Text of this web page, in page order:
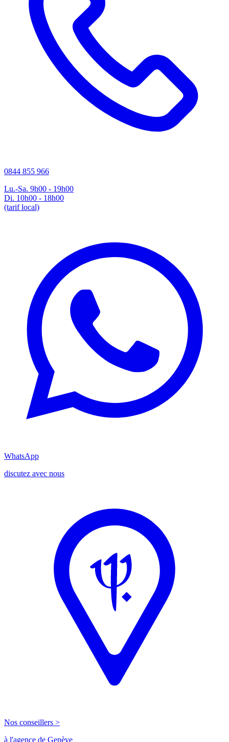
0844 855 966
Lu.-Sa. 9h00 - 19h00
Di. 10h00 - 18h00
(tarif local)
WhatsApp
discutez avec nous
Nos conseillers >
à l'agence de Genève